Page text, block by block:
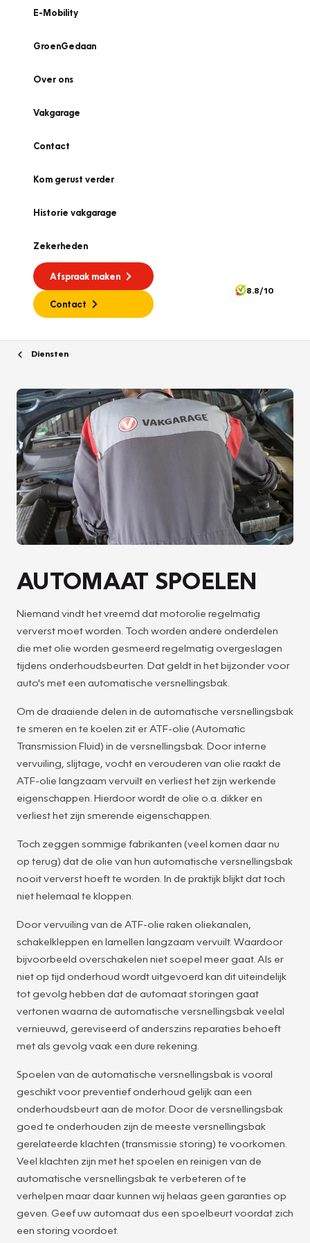
E-Mobility
GroenGedaan
Over ons
Vakgarage
Contact
Kom gerust verder
Historie vakgarage
Zekerheden
Afspraak maken
Contact
8.8/10
Diensten
AUTOMAAT SPOELEN
Niemand vindt het vreemd dat motorolie regelmatig
ververst moet worden. Toch worden andere onderdelen
die met olie worden gesmeerd regelmatig overgeslagen
tijdens onderhoudsbeurten. Dat geldt in het bijzonder voor
auto's met een automatische versnellingsbak.
Om de draaiende delen in de automatische versnellingsbak
te smeren en te koelen zit er ATF-olie (Automatic
Transmission Fluid) in de versnellingsbak. Door interne
vervuiling, slijtage, vocht en verouderen van olie raakt de
ATF-olie langzaam vervuilt en verliest het zijn werkende
eigenschappen. Hierdoor wordt de olie o.a. dikker en
verliest het zijn smerende eigenschappen.
Toch zeggen sommige fabrikanten (veel komen daar nu
op terug) dat de olie van hun automatische versnellingsbak
nooit ververst hoeft te worden. In de praktijk blijkt dat toch
niet helemaal te kloppen.
Door vervuiling van de ATF-olie raken oliekanalen,
schakelkleppen en lamellen langzaam vervuilt. Waardoor
bijvoorbeeld overschakelen niet soepel meer gaat. Als er
niet op tijd onderhoud wordt uitgevoerd kan dit uiteindelijk
tot gevolg hebben dat de automaat storingen gaat
vertonen waarna de automatische versnellingsbak veelal
vernieuwd, gereviseerd of anderszins reparaties behoeft
met als gevolg vaak een dure rekening.
Spoelen van de automatische versnellingsbak is vooral
geschikt voor preventief onderhoud gelijk aan een
onderhoudsbeurt aan de motor. Door de versnellingsbak
goed te onderhouden zijn de meeste versnellingsbak
gerelateerde klachten (transmissie storing) te voorkomen.
Veel klachten zijn met het spoelen en reinigen van de
automatische versnellingsbak te verbeteren of te
verhelpen maar daar kunnen wij helaas geen garanties op
geven. Geef uw automaat dus een spoelbeurt voordat zich
een storing voordoet.